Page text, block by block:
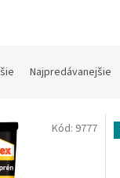
Najpredávanejšie
Kód: 9777